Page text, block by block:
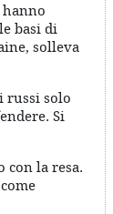
basi di
solleva
russi solo
Si
con la resa.